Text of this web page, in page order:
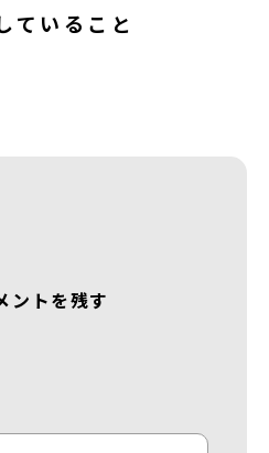
ていること
ントを残す